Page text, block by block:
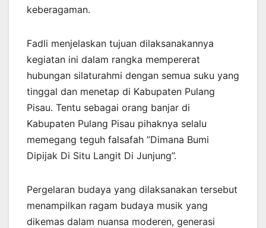
keberagaman.
Fadli menjelaskan tujuan dilaksanakannya
kegiatan ini dalam rangka mempererat
hubungan silaturahmi dengan semua suku yang
tinggal dan menetap di Kabupaten Pulang
Pisau. Tentu sebagai orang banjar di
Kabupaten Pulang Pisau pihaknya selalu
memegang teguh falsafah ”Dimana Bumi
Dipijak Di Situ Langit Di Junjung”.
Pergelaran budaya yang dilaksanakan tersebut
menampilkan ragam budaya musik yang
dikemas dalam nuansa moderen, generasi